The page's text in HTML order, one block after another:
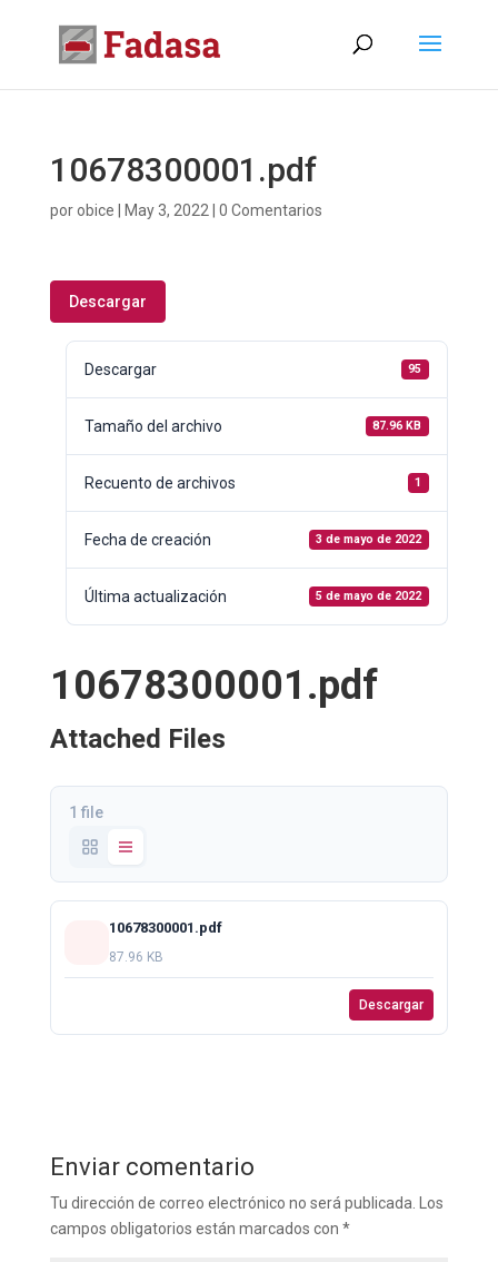
10678300001.pdf
porobice May 3, 2022 0 Comentarios
Descargar
Descargar 95
Tamaño del archivo 87.96 KB
Recuento de archivos 1
Fecha de creación 3 de mayo de 2022
Última actualización 5 de mayo de 2022
10678300001.pdf
Attached Files
1 file
10678300001.pdf
87.96 KB
Descargar
Enviar comentario
Tu dirección de correo electrónico no será publicada.
Los
campos obligatorios están marcados con *